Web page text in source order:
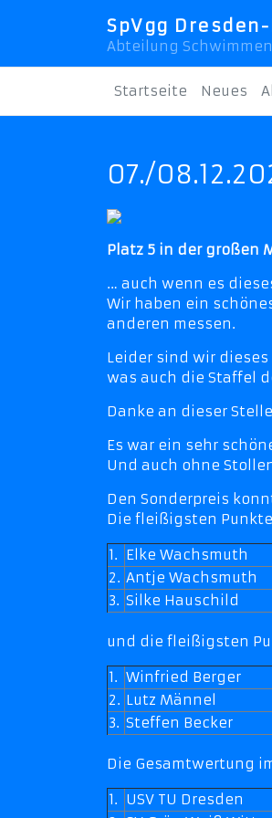
SpVgg
Abteilung
Startseite Neues
07./
Platz 5 in der großen
… auch wenn es
Wir haben ein
anderen messen.
Leider sind wir
was auch die Staffel
Danke an dieser
Es war ein sehr
Und auch ohne
Den Sonderpreis
Die fleißigsten
1. Elke Wachsmuth
2. Antje Wachsmuth
3. Silke Hauschild
und die fleißigsten
1. Winfried Berger
2. Lutz Männel
3. Steffen Becker
Die Gesamtwertung
1. USV TU Dresden